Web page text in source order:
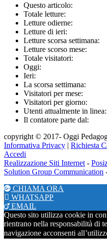
Questo articolo:
Totale letture:
Letture odierne:
Letture di ieri:
Letture scorsa settimana:
Letture scorso mese:
Totale visitatori:
Oggi:
Ieri:
La scorsa settimana:
Visitatori per mese:
Visitatori per giorno:
Utenti attualmente in linea:
Il contatore parte dal:
copyright © 2017- Oggi
Informativa Privacy | Richiesta
Accedi
Realizzazione Siti Internet -
Solution Group Communication
CHIAMA ORA
WHATSAPP
EMAIL
Questo sito utilizza cookie in
rientrano nella responsabilità di
navigazione acconsenti